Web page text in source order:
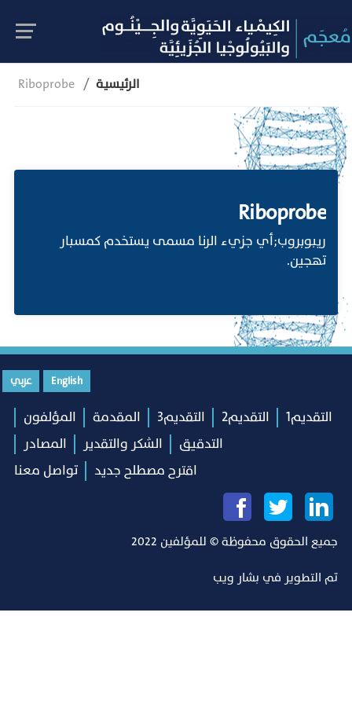
Riboprobe الرئيسية
Riboprobe
ريبوبروب;أي جزيء الرنا مسمى يستخدم كمسبار
تهجين.
English عربي
التقديم1 التقديم2 التقديم3 المقدمة
المؤلفون
التدقيق
الشكر والتقدير
المصادر
اقترح مصطلح جديد
تواصل معنا
جميع الحقوق محفوظة © للمؤلفين 2022
تم التطوير في بشار ويب